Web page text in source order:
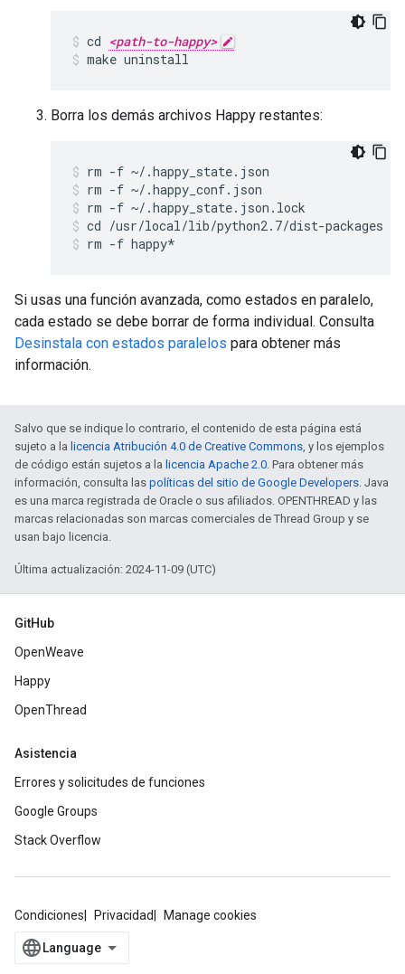
cd <path-to-happy>
make uninstall
Borra los demás archivos Happy restantes:
rm -f ~/.happy_state.json
rm -f ~/.happy_conf.json
rm -f ~/.happy_state.json.lock
cd /usr/local/lib/python2.7/dist-packages
rm -f happy*
Si usas una función avanzada, como estados en paralelo,
cada estado se debe borrar de forma individual. Consulta
Desinstala con estados paralelos para obtener más
información.
Salvo que se indique lo contrario, el contenido de esta página está
sujeto a la licencia Atribución 4.0 de Creative Commons, y los ejemplos
de código están sujetos a la licencia Apache 2.0. Para obtener más
información, consulta las políticas del sitio de Google Developers. Java
es una marca registrada de Oracle o sus afiliados. OPENTHREAD y las
marcas relacionadas son marcas comerciales de Thread Group y se
usan bajo licencia.
Última actualización: 2024-11-09 (UTC)
GitHub
OpenWeave
Happy
OpenThread
Asistencia
Errores y solicitudes de funciones
Google Groups
Stack Overflow
Condiciones Privacidad Manage cookies